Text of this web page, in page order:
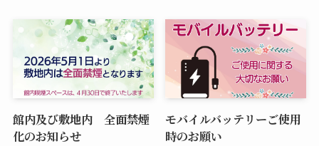
館内及び敷地内 全面禁煙
化のお知らせ
モバイルバッテリーご使用
時のお願い